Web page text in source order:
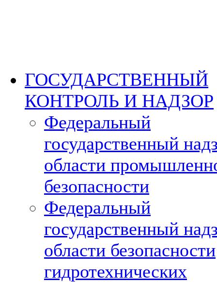
ГОСУДАРСТВЕННЫЙ
КОНТРОЛЬ И НАДЗОР
Федеральный
государственный
области
безопасности
Федеральный
государственный
области безопасности
гидротехнических